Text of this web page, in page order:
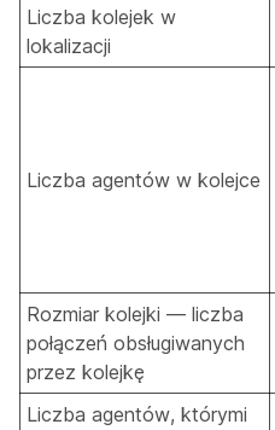
Liczba kolejek w
lokalizacji
Liczba agentów w kolejce
Rozmiar kolejki — liczba
połączeń obsługiwanych
przez kolejkę
Liczba agentów, którymi